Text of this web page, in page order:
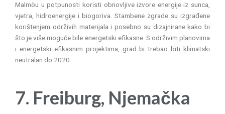
Malmöu u potpunosti koristi obnovljive izvore energije iz sunca,
vjetra, hidroenergije i biogoriva. Stambene zgrade su izgrađene
korištenjem održivih materijala i posebno su dizajnirane kako bi
što je više moguće bile energetski efikasne. S održivim planovima
i energetski efikasnim projektima, grad bi trebao biti klimatski
neutralan do 2020.
7. Freiburg, Njemačka